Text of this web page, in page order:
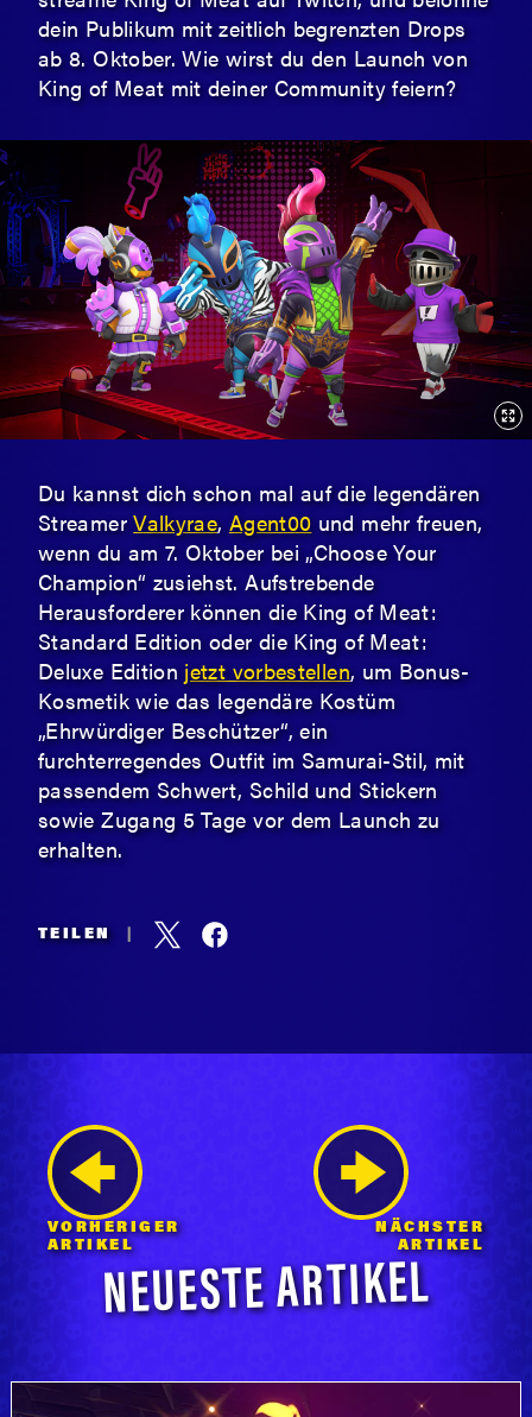
dein Publikum mit zeitlich begrenzten Drops
ab 8. Oktober. Wie wirst du den Launch von
King of Meat mit deiner Community feiern?
Du kannst dich schon mal auf die legendären
StreamerValkyrae, Agent00und mehr freuen,
wenn du am 7. Oktober bei „Choose Your
Champion“ zusiehst. Aufstrebende
Herausforderer können die King of Meat:
Standard Edition oder die King of Meat:
Deluxe Editionjetzt vorbestellen, um Bonus-
Kosmetik wie das legendäre Kostüm
„Ehrwürdiger Beschützer“, ein
furchterregendes Outfit im Samurai-Stil, mit
passendem Schwert, Schild und Stickern
sowie Zugang 5 Tage vor dem Launch zu
erhalten.
TEILEN
VORHERIGER
ARTIKEL
NÄCHSTER
ARTIKEL
NEUESTE ARTIKEL